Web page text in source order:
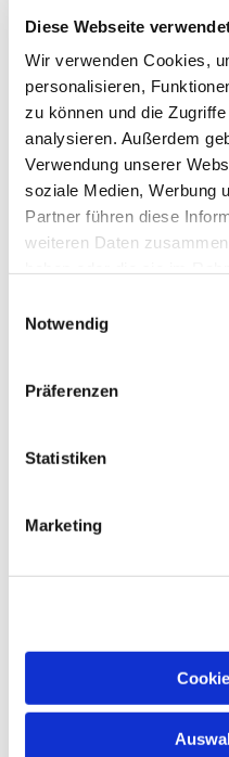
Diese Webseite
Wir verwenden Cookies,
personalisieren,
zu können und die
analysieren. Außerdem
Verwendung unserer
soziale Medien, Werbung
Partner führen diese
weiteren Daten
Notwendig
Präferenzen
Statistiken
Marketing
Schweigend gehen wir
lassen uns von kurzen
und um uns begleiten.
innezuhalten,
Perspektiven zu
Dies